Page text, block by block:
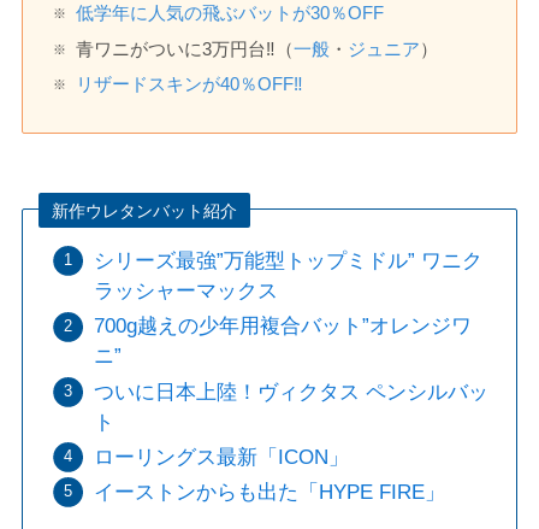
低学年に人気の飛ぶバットが30％OFF
青ワニがついに3万円台‼️（一般 ・ ジュニア）
リザードスキンが40％OFF‼️
新作ウレタンバット紹介
シリーズ最強”万能型トップミドル” ワニク
ラッシャーマックス
700g越えの少年用複合バット”オレンジワ
ニ”
ついに日本上陸！ヴィクタス ペンシルバッ
ト
ローリングス最新「ICON」
イーストンからも出た「HYPE FIRE」